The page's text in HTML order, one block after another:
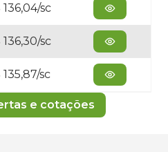
136,04/sc
136,30/sc
135,87/sc
e cotações